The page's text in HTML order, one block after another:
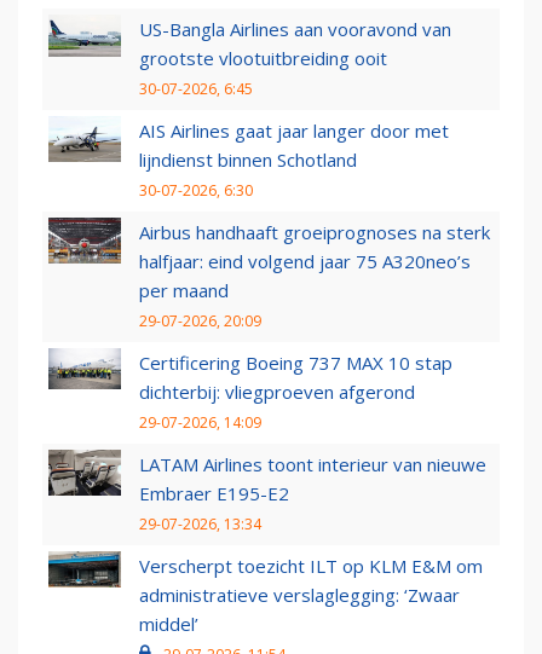
US-Bangla Airlines aan vooravond van
grootste vlootuitbreiding ooit
30-07-2026, 6:45
AIS Airlines gaat jaar langer door met
lijndienst binnen Schotland
30-07-2026, 6:30
Airbus handhaaft groeiprognoses na sterk
halfjaar: eind volgend jaar 75 A320neo’s
per maand
29-07-2026, 20:09
Certificering Boeing 737 MAX 10 stap
dichterbij: vliegproeven afgerond
29-07-2026, 14:09
LATAM Airlines toont interieur van nieuwe
Embraer E195-E2
29-07-2026, 13:34
Verscherpt toezicht ILT op KLM E&M om
administratieve verslaglegging: ‘Zwaar
middel’